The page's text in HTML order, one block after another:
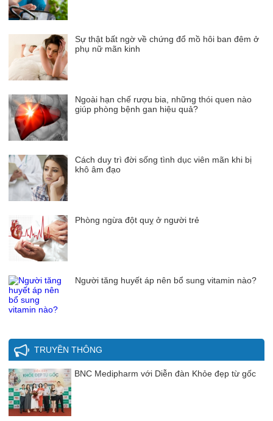
Sự thật bất ngờ về chứng đổ mồ hôi ban đêm ở
phụ nữ mãn kinh
Ngoài hạn chế rượu bia, những thói quen nào
giúp phòng bệnh gan hiệu quả?
Cách duy trì đời sống tình dục viên mãn khi bị
khô âm đạo
Phòng ngừa đột quỵ ở người trẻ
Người tăng huyết áp nên bổ sung vitamin nào?
TRUYỀN THÔNG
BNC Medipharm với Diễn đàn Khỏe đẹp từ gốc